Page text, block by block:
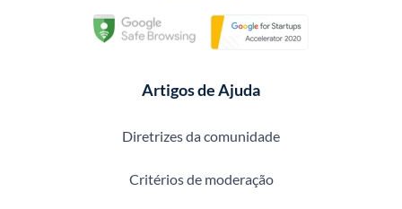
Artigos de Ajuda
Diretrizes da comunidade
Critérios de moderação